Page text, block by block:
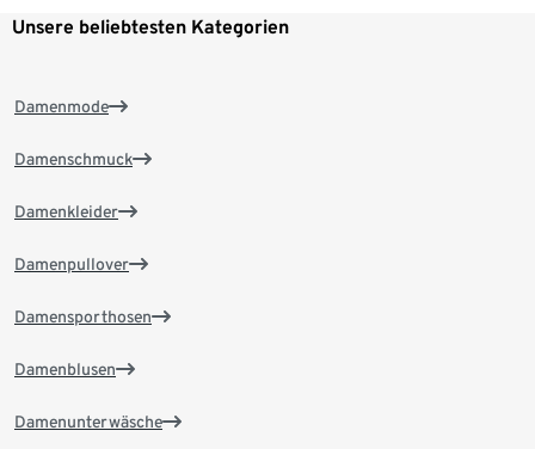
Unsere beliebtesten Kategorien
Damenmode
Damenschmuck
Damenkleider
Damenpullover
Damensporthosen
Damenblusen
Damenunterwäsche